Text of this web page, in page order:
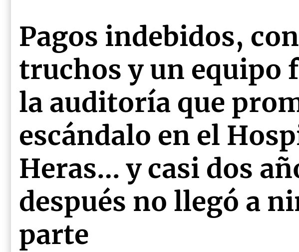
Pagos indebidos,
truchos y un equipo
la auditoría que
escándalo en el
Heras… y casi dos
después no llegó a
parte